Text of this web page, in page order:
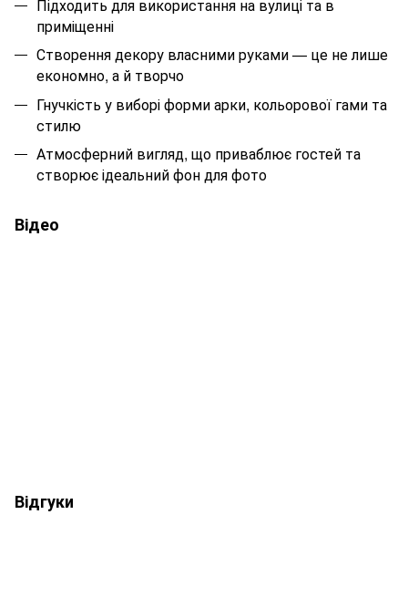
Підходить для використання на вулиці та в
приміщенні
Створення декору власними руками — це не лише
економно, а й творчо
Гнучкість у виборі форми арки, кольорової гами та
стилю
Атмосферний вигляд, що приваблює гостей та
створює ідеальний фон для фото
Відео
Відгуки